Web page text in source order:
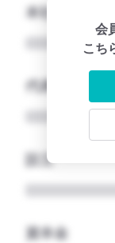
本社所在地名
代表者
設立
資本金
会
こち